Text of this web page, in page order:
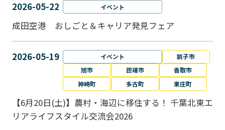
2026-05-22 イベント
成田空港 おしごと＆キャリア発見フェア
2026-05-19 イベント
銚子市
旭市
匝瑳市
香取市
神崎町
多古町 東庄町
【6月20日(土)】農村・海辺に移住する！ 千葉北東エ
リアライフスタイル交流会2026